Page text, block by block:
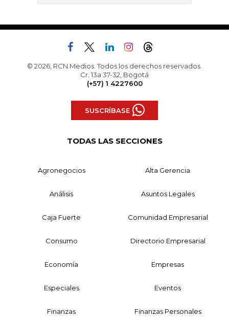
© 2026, RCN Medios. Todos los derechos reservados.
Cr. 13a 37-32, Bogotá
(+57) 1 4227600
SUSCRÍBASE
TODAS LAS SECCIONES
Agronegocios Alta Gerencia
Análisis Asuntos Legales
Caja Fuerte Comunidad Empresarial
Consumo Directorio Empresarial
Economía Empresas
Especiales Eventos
Finanzas Finanzas Personales